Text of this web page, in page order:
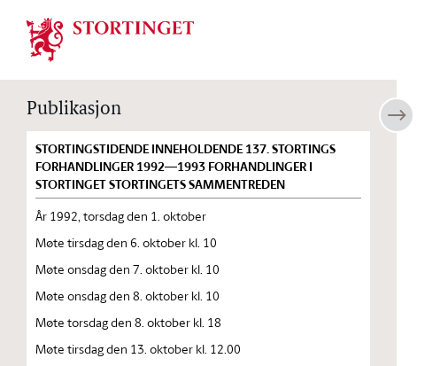
Stortinget.no
Publikasjon
STORTINGSTIDENDE INNEHOLDENDE 137. STORTINGS
FORHANDLINGER 1992—1993 FORHANDLINGER I
STORTINGET STORTINGETS SAMMENTREDEN
År 1992, torsdag den 1. oktober
Møte tirsdag den 6. oktober kl. 10
Møte onsdag den 7. oktober kl. 10
Møte onsdag den 8. oktober kl. 10
Møte torsdag den 8. oktober kl. 18
Møte tirsdag den 13. oktober kl. 12.00